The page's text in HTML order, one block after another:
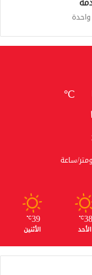
℃
38
℃
الأحد
39
℃
الأثنين